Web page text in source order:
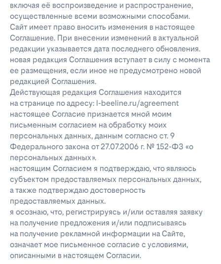
включая её воспроизведение и распространение,
осуществленные всеми возможными способами.
Сайт имеет право вносить изменения в настоящее
Соглашение. При внесении изменений в актуальной
редакции указывается дата последнего обновления.
новая редакция Соглашения вступает в силу с момента
ее размещения, если иное не предусмотрено новой
редакцией Соглашения.
Действующая редакция Соглашения находится
на странице по адресу: l-beeline.ru/agreement
настоящее Согласие признается мной моим
письменным согласием на обработку моих
персональных данных, данным согласно ст. 9
Федерального закона от 27.07.2006 г. № 152-ФЗ «о
персональных данных».
настоящим Согласием я подтверждаю, что являюсь
субъектом предоставляемых персональных данных,
а также подтверждаю достоверность
предоставляемых данных.
я осознаю, что, регистрируясь и/или оставляя заявку
на получение предложения и/или подписываясь
на получение рекламной информации на Сайте,
означает мое письменное согласие с условиями,
описанными в настоящем Согласии.